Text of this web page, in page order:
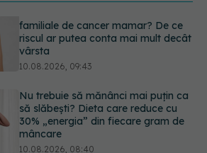
Nu trebuie să mănânci mai puțin ca
să slăbești? Dieta care reduce cu
30% „energia” din fiecare gram de
10.08.2026, 08:40
Reclamele din platformele medicale
AI pot influența prescrierea
medicamentelor